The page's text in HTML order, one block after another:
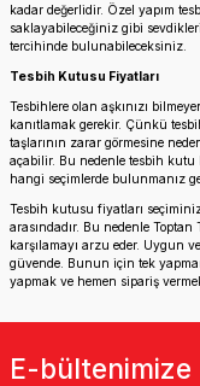
kadar değerlidir. Özel yapım
saklayabileceğiniz gibi
tercihinde bulunabileceksiniz.
Tesbih Kutusu Fiyatları
Tesbihlere olan aşkınızı
kanıtlamak gerekir. Çünkü
taşlarının zarar görmesine
açabilir. Bu nedenle tesbih kutu
hangi seçimlerde bulunmanız
Tesbih kutusu fiyatları
arasındadır. Bu nedenle
karşılamayı arzu eder. Uygun
güvende. Bunun için tek
yapmak ve hemen sipariş
E-bültenimize